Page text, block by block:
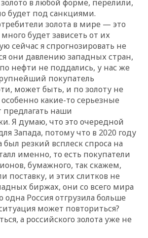
в любой форме, перелили,
будет под санкциями.
золота в мире — это
будет зависеть от их
сейчас я спрогнозировать не
они давлению западных стран,
нефти не поддались, у нас же
покупатель
может быть, и по золоту не
какие-то серьезные
наши
Я думаю, что это очередной
Запада, потому что в 2020 году
был резкий всплеск спроса на
именно, то есть покупатели
бумажного, так скажем,
поставку, и этих слитков не
биржах, они со всего мира
одна Россия отгрузила больше
может повториться?
а российского золота уже не